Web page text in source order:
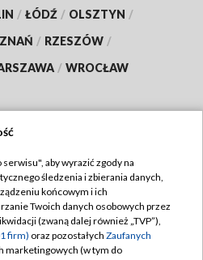
/ ŁÓDŹ / OLSZTYN /
/ RZESZÓW /
/ WROCŁAW
TVP
TVP
prywatności
aby wyrazić zgody na
śledzenia i zbierania danych,
końcowym i ich
Twoich danych osobowych przez
(zwaną dalej również „TVP”),
firm) oraz pozostałych Zaufanych
marketingowych (w tym do